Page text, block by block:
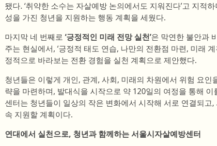
됐다. ‘취약한 소수는 자살예방 논의에서도 지워진다’고 지적
성을 가진 청년을 지원하는 행동 계획을 세웠다.
마지막 네 번째로 ‘긍정적인 미래 전망 실천’은 막연한 불안과
주는 현실에서, ‘긍정적 태도 연습, 나만의 전환점 마련, 미래
정적으로 바라보는 전환 경험을 실천 계획으로 제안했다.
청년들은 이렇게 개인, 관계, 사회, 미래의 차원에서 위험 요
략을 마련하며, 발대식을 시작으로 약 120일의 여정을 통해
센터는 청년들이 일상의 작은 변화에서 시작해 서로 연결되고
속 지원할 계획이다.
연대에서 실천으로, 청년과 함께하는 서울시자살예방센터